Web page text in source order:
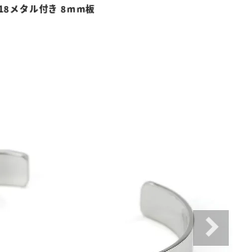
メタル付き 8mm板